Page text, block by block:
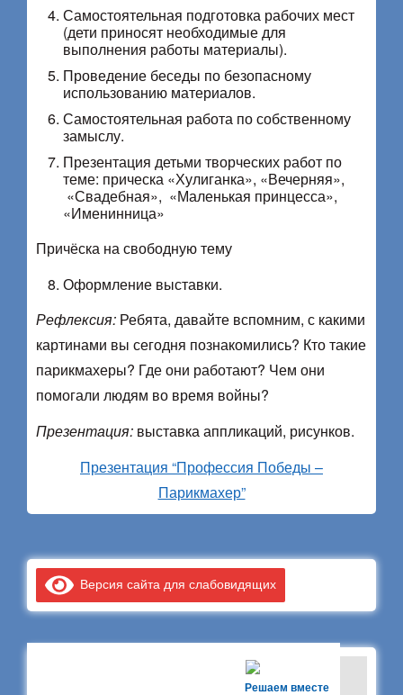
Самостоятельная подготовка рабочих мест
(дети приносят необходимые для
выполнения работы материалы).
Проведение беседы по безопасному
использованию материалов.
Самостоятельная работа по собственному
замыслу.
Презентация детьми творческих работ по
теме: прическа «Хулиганка», «Вечерняя»,
«Свадебная», «Маленькая принцесса»,
«Именинница»
Причёска на свободную тему
Оформление выставки.
Рефлексия: Ребята, давайте вспомним, с какими
картинами вы сегодня познакомились? Кто такие
парикмахеры? Где они работают? Чем они
помогали людям во время войны?
Презентация: выставка аппликаций, рисунков.
Презентация “Профессия Победы –
Парикмахер”
Версия сайта для слабовидящих
Решаем вместе